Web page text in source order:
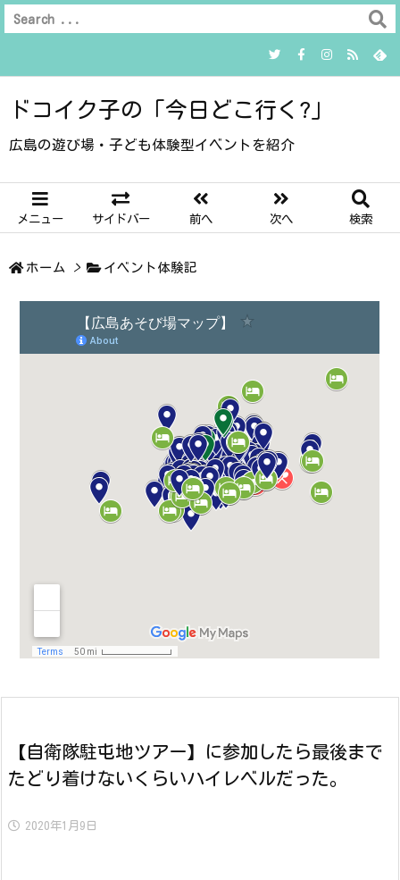
ドコイク子の「今日どこ行く?」
広島の遊び場・子ども体験型イベントを紹介
メニュー サイドバー 前へ 次へ 検索
ホーム > イベント体験記
【自衛隊駐屯地ツアー】に参加したら最後まで
たどり着けないくらいハイレベルだった。
2020年1月9日